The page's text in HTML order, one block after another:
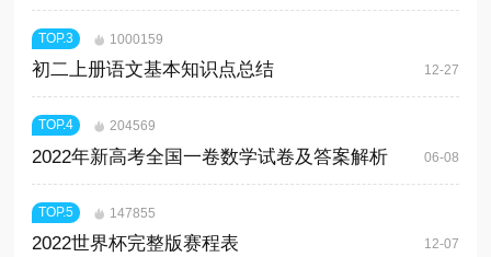
TOP.3 1000159
初二上册语文基本知识点总结 12-27
TOP.4 204569
2022年新高考全国一卷数学试卷及答案解析 06-08
TOP.5 147855
2022世界杯完整版赛程表 12-07